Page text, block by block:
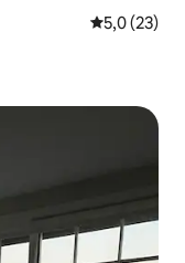
საშუალო
5,0 (23)